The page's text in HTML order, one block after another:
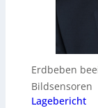
Erdbeben
Bildsensoren
Lagebericht